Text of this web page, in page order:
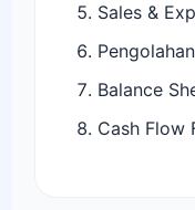
Sales &
Balance
Cash Flow